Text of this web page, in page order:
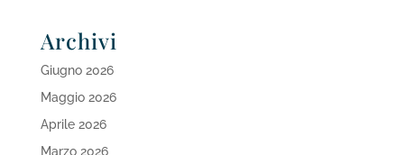
Archivi
Giugno 2026
Maggio 2026
Aprile 2026
Marzo 2026